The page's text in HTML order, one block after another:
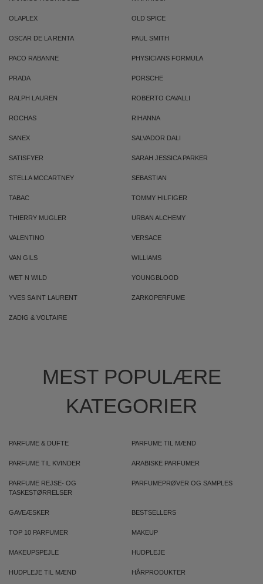
OLAPLEX OLD SPICE
OSCAR DE LA RENTA PAUL SMITH
PACO RABANNE PHYSICIANS FORMULA
PRADA PORSCHE
RALPH LAUREN ROBERTO CAVALLI
ROCHAS RIHANNA
SANEX SALVADOR DALI
SATISFYER SARAH JESSICA PARKER
STELLA MCCARTNEY SEBASTIAN
TABAC TOMMY HILFIGER
THIERRY MUGLER URBAN ALCHEMY
VALENTINO VERSACE
VAN GILS WILLIAMS
WET N WILD YOUNGBLOOD
YVES SAINT LAURENT ZARKOPERFUME
ZADIG & VOLTAIRE
MEST POPULÆRE
KATEGORIER
PARFUME & DUFTE PARFUME TIL MÆND
PARFUME TIL KVINDER ARABISKE PARFUMER
PARFUME REJSE- OG
TASKESTØRRELSER
PARFUMEPRØVER OG SAMPLES
GAVEÆSKER BESTSELLERS
TOP 10 PARFUMER MAKEUP
MAKEUPSPEJLE HUDPLEJE
HUDPLEJE TIL MÆND HÅRPRODUKTER